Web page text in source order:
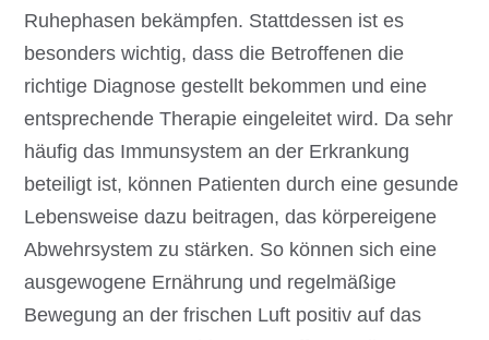
Ruhephasen bekämpfen. Stattdessen ist es
besonders wichtig, dass die Betroffenen die
richtige Diagnose gestellt bekommen und eine
entsprechende Therapie eingeleitet wird. Da sehr
häufig das Immunsystem an der Erkrankung
beteiligt ist, können Patienten durch eine gesunde
Lebensweise dazu beitragen, das körpereigene
Abwehrsystem zu stärken. So können sich eine
ausgewogene Ernährung und regelmäßige
Bewegung an der frischen Luft positiv auf das